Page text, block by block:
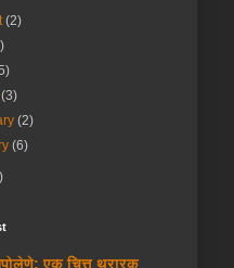
(2)
(3)
(2)
(6)
एक चित्त थरारक